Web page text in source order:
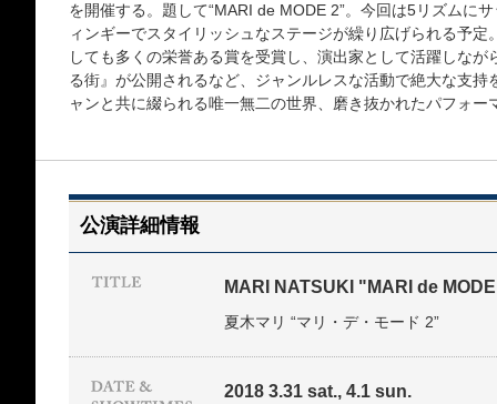
を開催する。題して“MARI de MODE 2”。今回は5リズムに
ィンギーでスタイリッシュなステージが繰り広げられる予
しても多くの栄誉ある賞を受賞し、演出家として活躍しな
る街』が公開されるなど、ジャンルレスな活動で絶大な支
ャンと共に綴られる唯一無二の世界、磨き抜かれたパフォー
公演詳細情報
MARI NATSUKI "MARI de
夏木マリ “マリ・デ・モード 2”
2018 3.31 sat., 4.1 sun.